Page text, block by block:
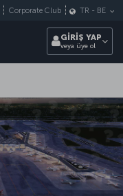
Corporate Club TR - BE
GİRİŞ YAP
veya üye ol